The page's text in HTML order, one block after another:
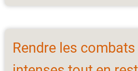
Rendre les